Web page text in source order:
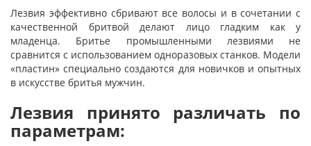
Лезвия эффективно сбривают все волосы и в сочетании с
качественной бритвой делают лицо гладким как у
младенца. Бритье промышленными лезвиями не
сравнится с использованием одноразовых станков. Модели
«пластин» специально создаются для новичков и опытных
в искусстве бритья мужчин.
Лезвия принято различать по
параметрам: